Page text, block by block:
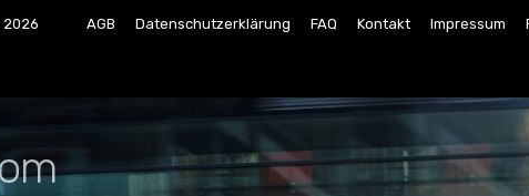
2026 AGB Datenschutzerklärung FAQ Kontakt Impressum